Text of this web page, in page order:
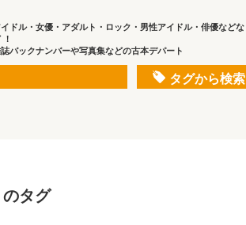
ドル・女優・アダルト・ロック・男性アイドル・俳優などな
！
バックナンバーや写真集などの古本デパート
タグから検索
のタグ